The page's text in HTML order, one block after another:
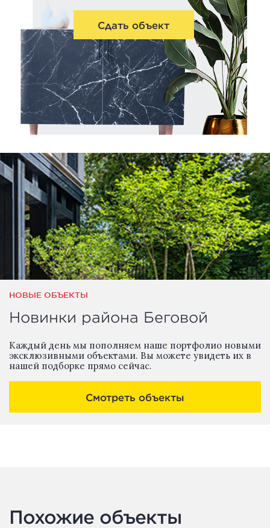
Сдать объект
НОВЫЕ ОБЪЕКТЫ
Новинки района Беговой
Каждый день мы пополняем наше портфолио новыми
эксклюзивными объектами. Вы можете увидеть их в
нашей подборке прямо сейчас.
Смотреть объекты
Похожие объекты